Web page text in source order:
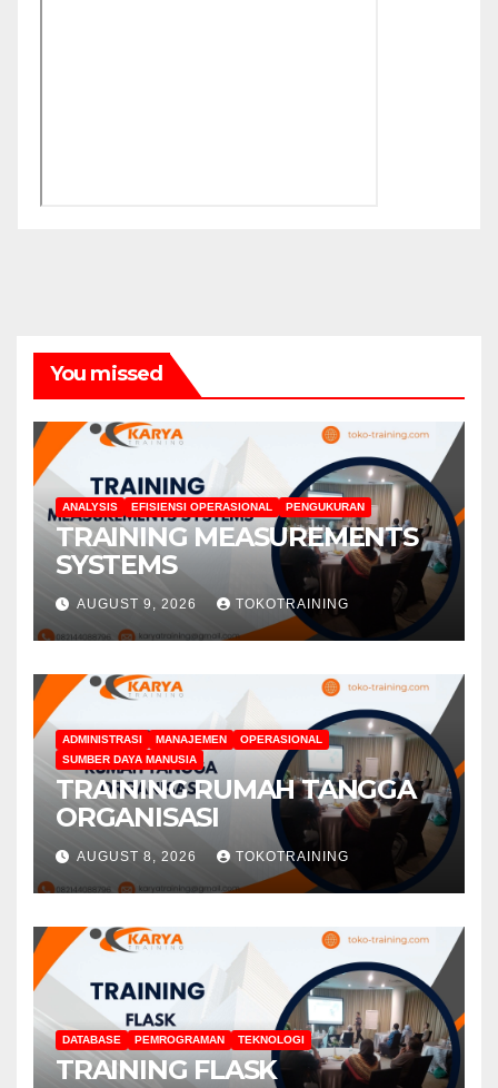
You missed
ANALYSIS EFISIENSI OPERASIONAL PENGUKURAN
TRAINING MEASUREMENTS
SYSTEMS
AUGUST 9, 2026 TOKOTRAINING
ADMINISTRASI MANAJEMEN
OPERASIONAL
SUMBER DAYA MANUSIA
TRAINING RUMAH TANGGA
ORGANISASI
AUGUST 8, 2026 TOKOTRAINING
DATABASE PEMROGRAMAN TEKNOLOGI
TRAINING FLASK